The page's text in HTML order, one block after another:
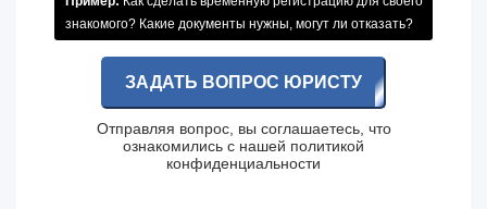
знакомого? Какие документы нужны, могут ли отказать?
ЗАДАТЬ ВОПРОС ЮРИСТУ
Отправляя вопрос, вы соглашаетесь, что
ознакомились с нашей политикой
конфиденциальности